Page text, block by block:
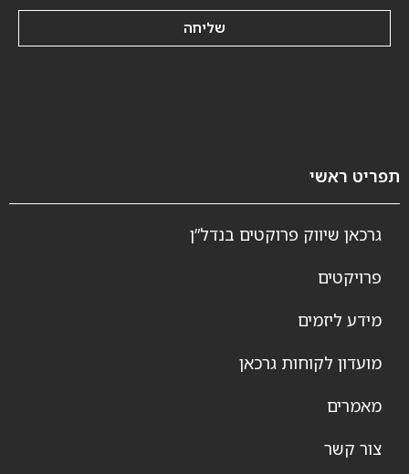
שליחה
תפריט ראשי
גרכאן שיווק פרוקטים בנדל”ן
פרויקטים
מידע ליזמים
מועדון לקוחות גרכאן
מאמרים
צור קשר